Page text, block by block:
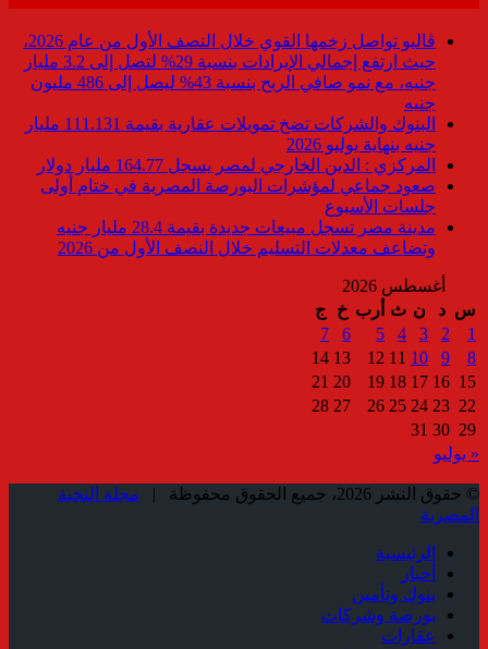
ڤاليو تواصل زخمها القوي خلال النصف الأول من عام 2026،
حيث ارتفع إجمالي الإيرادات بنسبة 29% لتصل إلى 3.2 مليار
جنيه، مع نمو صافي الربح بنسبة 43% ليصل إلى 486 مليون
جنيه
البنوك والشركات تضخ تمويلات عقارية بقيمة 111.131 مليار
جنيه بنهاية يوليو 2026
المركزي : الدين الخارجي لمصر يسجل 164.77 مليار دولار
صعود جماعي لمؤشرات البورصة المصرية في ختام أولى
جلسات الأسبوع
مدينة مصر تسجل مبيعات جديدة بقيمة 28.4 مليار جنيه
وتضاعف معدلات التسليم خلال النصف الأول من 2026
أغسطس 2026
س د ن ث أرب خ
ج
1
2
3
4
5
6
7
8
9
10
11
12
13
14
15
16
17
18
19
20
21
22
23
24
25
26
27
28
29
30
31
« يوليو
© حقوق النشر 2026، جميع الحقوق محفوظة |
مجلة النخبة
المصرية
الرئيسية
أخبار
بنوك وتأمين
بورصة وشركات
عقارات